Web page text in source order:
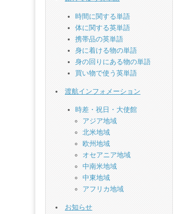
時間に関する単語
体に関する英単語
携帯品の英単語
身に着ける物の単語
身の回りにある物の単語
買い物で使う英単語
渡航インフォメーション
時差・祝日・大使館
アジア地域
北米地域
欧州地域
オセアニア地域
中南米地域
中東地域
アフリカ地域
お知らせ